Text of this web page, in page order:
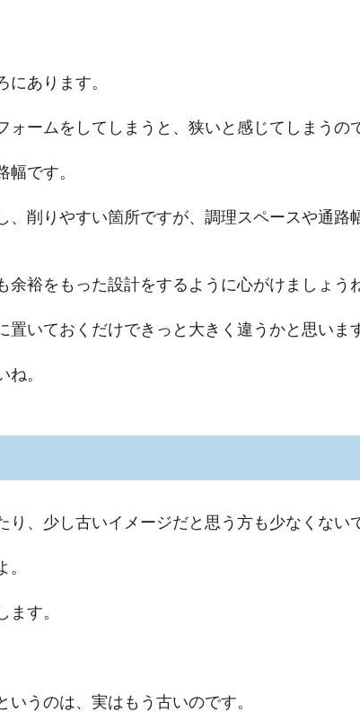
あります。
ームをしてしまうと、狭いと感じてしまうの
です。
、削りやすい箇所ですが、調理スペースや通路
裕をもった設計をするように心がけましょう
いておくだけできっと大きく違うかと思いま
。
り、少し古いイメージだと思う方も少なくない
す。
うのは、実はもう古いのです。